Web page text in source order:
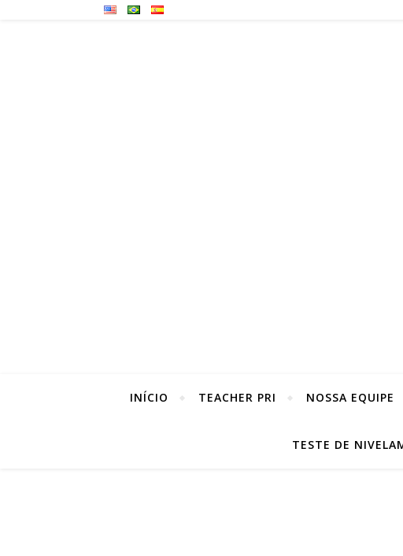
INÍCIO TEACHER PRI NOSSA EQUIPE
TESTE DE